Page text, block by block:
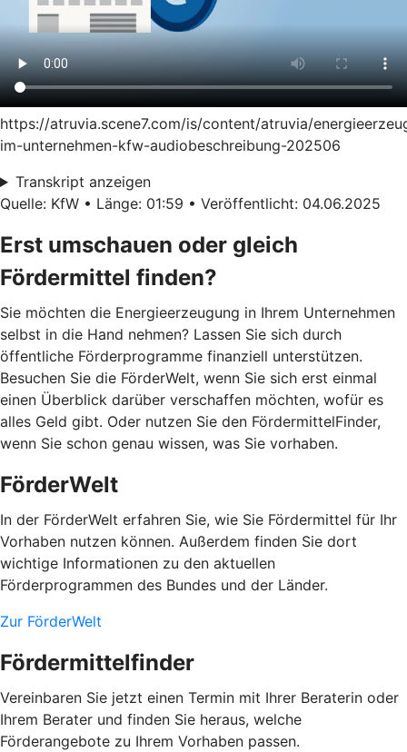
https://atruvia.scene7.com/is/content/atruvia/
im-unternehmen-kfw-audiobeschreibung-202506
Transkript anzeigen
Quelle: KfW • Länge: 01:59 • Veröffentlicht: 04.06.2025
Erst umschauen oder gleich
Fördermittel finden?
Sie möchten die Energieerzeugung in Ihrem Unternehmen
selbst in die Hand nehmen? Lassen Sie sich durch
öffentliche Förderprogramme finanziell unterstützen.
Besuchen Sie die FörderWelt, wenn Sie sich erst einmal
einen Überblick darüber verschaffen möchten, wofür es
alles Geld gibt. Oder nutzen Sie den FördermittelFinder,
wenn Sie schon genau wissen, was Sie vorhaben.
FörderWelt
In der FörderWelt erfahren Sie, wie Sie Fördermittel für Ihr
Vorhaben nutzen können. Außerdem finden Sie dort
wichtige Informationen zu den aktuellen
Förderprogrammen des Bundes und der Länder.
Zur FörderWelt
Fördermittelfinder
Vereinbaren Sie jetzt einen Termin mit Ihrer Beraterin oder
Ihrem Berater und finden Sie heraus, welche
Förderangebote zu Ihrem Vorhaben passen.